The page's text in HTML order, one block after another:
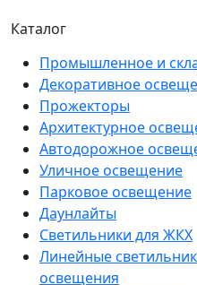
Каталог
Промышленное и
Декоративное
Прожекторы
Архитектурное
Автодорожное
Уличное освещение
Парковое освещение
Даунлайты
Светильники для ЖКХ
Линейные
освещения